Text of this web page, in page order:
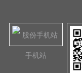
手机站